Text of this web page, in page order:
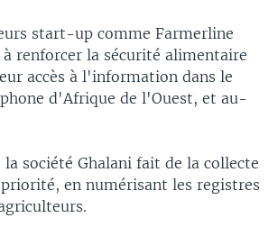
start-up comme Farmerline
renforcer la sécurité alimentaire
accès à l'information dans le
d'Afrique de l'Ouest, et au-
la société Ghalani fait de la collecte
en numérisant les registres